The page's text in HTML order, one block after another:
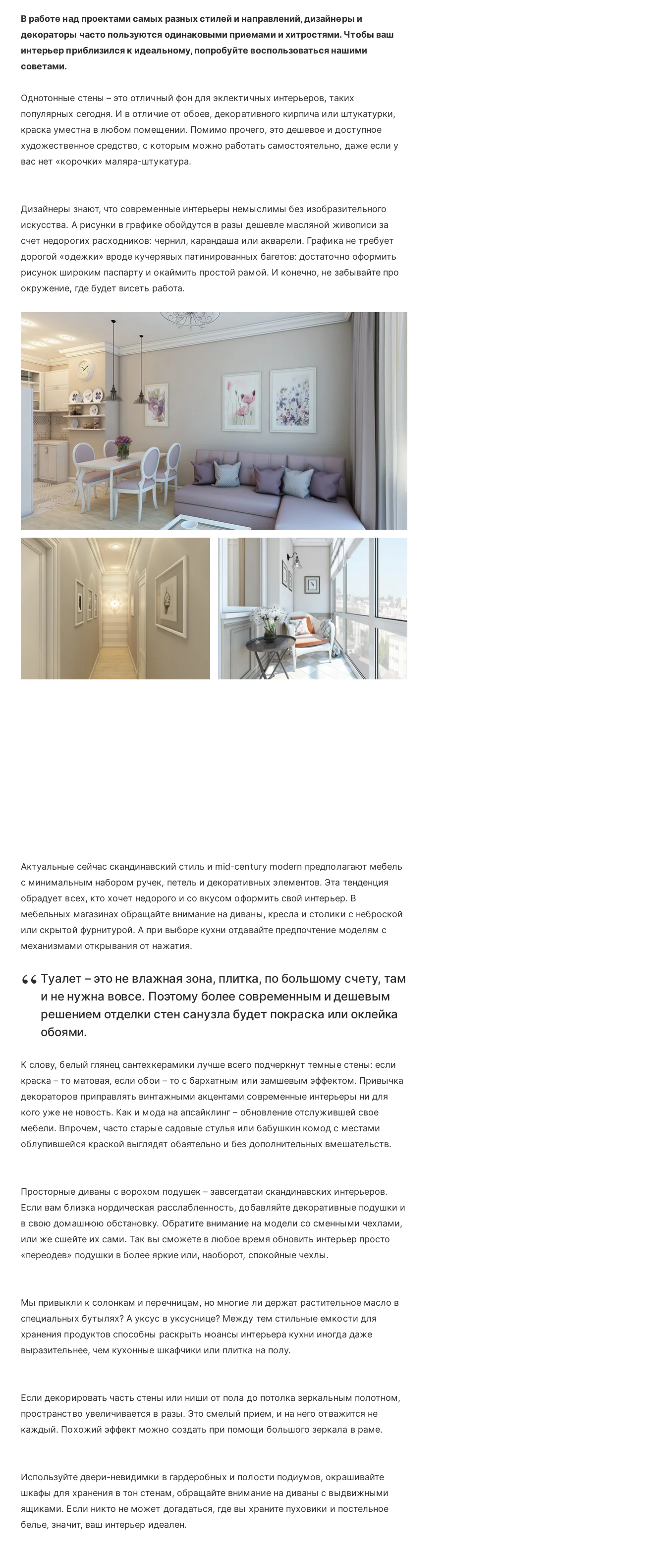
В работе над проектами самых разных стилей и направлений, дизайнеры и
декораторы часто пользуются одинаковыми приемами и хитростями. Чтобы ваш
интерьер приблизился к идеальному, попробуйте воспользоваться нашими
советами.
Однотонные стены – это отличный фон для эклектичных интерьеров, таких
популярных сегодня. И в отличие от обоев, декоративного кирпича или штукатурки,
краска уместна в любом помещении. Помимо прочего, это дешевое и доступное
художественное средство, с которым можно работать самостоятельно, даже если у
вас нет «корочки» маляра-штукатура.
Дизайнеры знают, что современные интерьеры немыслимы без изобразительного
искусства. А рисунки в графике обойдутся в разы дешевле масляной живописи за
счет недорогих расходников: чернил, карандаша или акварели. Графика не требует
дорогой «одежки» вроде кучерявых патинированных багетов: достаточно оформить
рисунок широким паспарту и окаймить простой рамой. И конечно, не забывайте про
окружение, где будет висеть работа.
Актуальные сейчас скандинавский стиль и mid-сentury modern предполагают мебель
с минимальным набором ручек, петель и декоративных элементов. Эта тенденция
обрадует всех, кто хочет недорого и со вкусом оформить свой интерьер. В
мебельных магазинах обращайте внимание на диваны, кресла и столики с неброской
или скрытой фурнитурой. А при выборе кухни отдавайте предпочтение моделям с
механизмами открывания от нажатия.
Туалет – это не влажная зона, плитка, по большому счету, там
и не нужна вовсе. Поэтому более современным и дешевым
решением отделки стен санузла будет покраска или оклейка
обоями.
К слову, белый глянец сантехкерамики лучше всего подчеркнут темные стены: если
краска – то матовая, если обои – то с бархатным или замшевым эффектом. Привычка
декораторов приправлять винтажными акцентами современные интерьеры ни для
кого уже не новость. Как и мода на апсайклинг – обновление отслужившей свое
мебели. Впрочем, часто старые садовые стулья или бабушкин комод с местами
облупившейся краской выглядят обаятельно и без дополнительных вмешательств.
Просторные диваны с ворохом подушек – завсегдатаи скандинавских интерьеров.
Если вам близка нордическая расслабленность, добавляйте декоративные подушки и
в свою домашнюю обстановку. Обратите внимание на модели со сменными чехлами,
или же сшейте их сами. Так вы сможете в любое время обновить интерьер просто
«переодев» подушки в более яркие или, наоборот, спокойные чехлы.
Мы привыкли к солонкам и перечницам, но многие ли держат растительное масло в
специальных бутылях? А уксус в уксуснице? Между тем стильные емкости для
хранения продуктов способны раскрыть нюансы интерьера кухни иногда даже
выразительнее, чем кухонные шкафчики или плитка на полу.
Если декорировать часть стены или ниши от пола до потолка зеркальным полотном,
пространство увеличивается в разы. Это смелый прием, и на него отважится не
каждый. Похожий эффект можно создать при помощи большого зеркала в раме.
Используйте двери-невидимки в гардеробных и полости подиумов, окрашивайте
шкафы для хранения в тон стенам, обращайте внимание на диваны с выдвижными
ящиками. Если никто не может догадаться, где вы храните пуховики и постельное
белье, значит, ваш интерьер идеален.